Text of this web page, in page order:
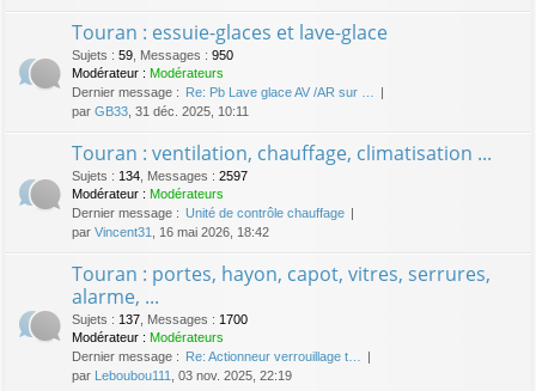
Touran : essuie-glaces et lave-glace
Sujets : 59 Messages : 950
Modérateur : Modérateurs
Dernier message : Re: Pb Lave glace AV /AR sur …
par GB33 , 31 déc. 2025, 10:11
Touran : ventilation, chauffage, climatisation ...
Sujets : 134 Messages : 2597
Modérateur : Modérateurs
Dernier message : Unité de contrôle chauffage
par Vincent31 , 16 mai 2026, 18:42
Touran : portes, hayon, capot, vitres, serrures,
alarme, ...
Sujets : 137 Messages : 1700
Modérateur : Modérateurs
Dernier message : Re: Actionneur verrouillage t…
par Leboubou111 , 03 nov. 2025, 22:19